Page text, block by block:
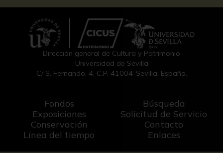
Dirección general de Cultura y Patrimonio
Universidad de Sevilla
C/ S. Fernando, 4, C.P. 41004-Sevilla, España.
Fondos
Exposiciones
Conservación
Línea del tiempo
Búsqueda
Solicitud de Servicio
Contacto
Enlaces